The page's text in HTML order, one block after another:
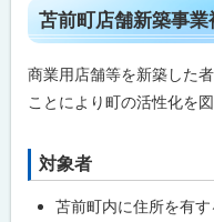
ト
ッ
プ
に
る
苫前町店舗新築事業
商業用店舗等を新築した
ことにより町の活性化を
ト対象者
苫前町内に住所を有